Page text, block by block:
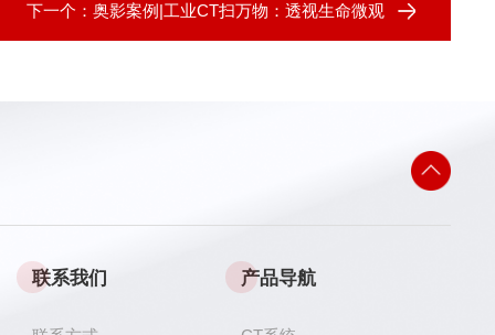
下一个： 奥影案例|工业CT扫万物：透视生命微观
联系我们 产品导航